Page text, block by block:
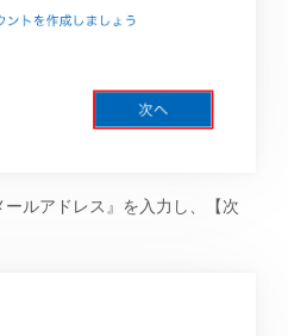
ルアドレス』を入力し、【次